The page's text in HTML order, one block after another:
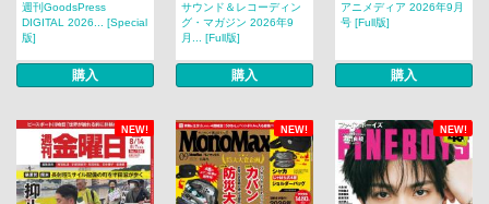
週刊GoodsPress
DIGITAL 2026... [Special
版]
購入
サウンド＆レコーディン
グ・マガジン 2026年9
月... [Full版]
購入
アニメディア 2026年9月
号 [Full版]
購入
NEW! NEW! NEW!